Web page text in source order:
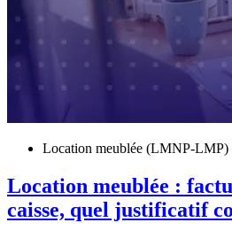
Location meublée (LMNP-LMP)
Location meublée :
caisse, quel justificatif